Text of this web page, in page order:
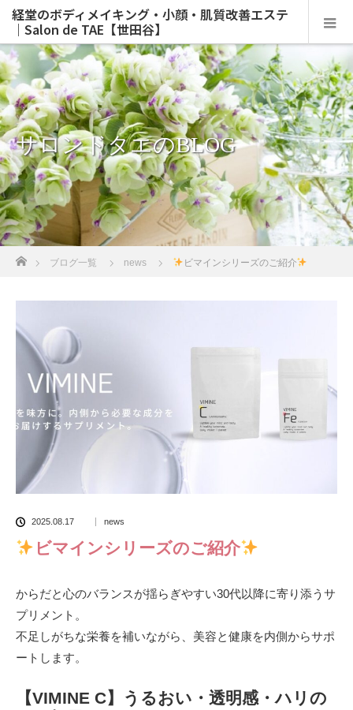
経堂のボディメイキング・小顔・肌質改善エステ
｜Salon de TAE【世田谷】
サロンドタエのBLOG
ブログ一覧 news ビマインシリーズのご紹介
2025.08.17 news
ビマインシリーズのご紹介
からだと心のバランスが揺らぎやすい30代以降に寄り添うサ
プリメント。
不足しがちな栄養を補いながら、美容と健康を内側からサポ
ートします。
【VIMINE C】うるおい・透明感・ハリの